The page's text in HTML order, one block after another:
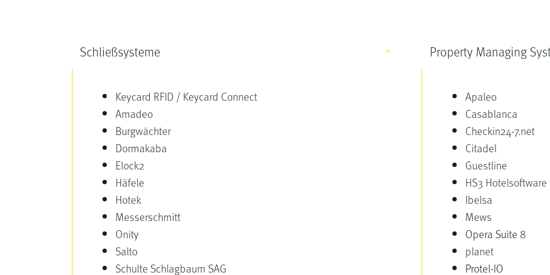
Schließsysteme
Keycard RFID / Keycard Connect
Amadeo
Burgwächter
Dormakaba
Elock2
Häfele
Hotek
Messerschmitt
Onity
Salto
Schulte Schlagbaum SAG
Property Managing
Apaleo
Casablanca
Checkin24-7.net
Citadel
Guestline
HS3 Hotelsoftware
Ibelsa
Mews
Opera Suite 8
planet
Protel-IO